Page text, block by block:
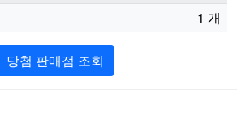
1 개
당첨 판매점 조회